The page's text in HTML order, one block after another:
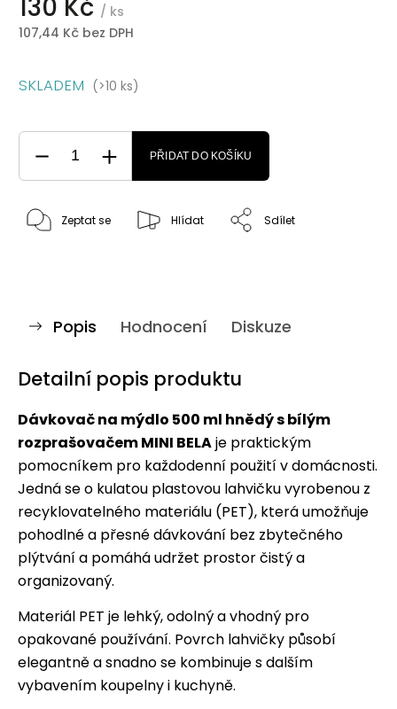
130 Kč / ks
107,44 Kč bez DPH
SKLADEM (>10 ks)
PŘIDAT DO KOŠÍKU
Zeptat se Hlídat Sdílet
Popis Hodnocení Diskuze
Detailní popis produktu
Dávkovač na mýdlo 500 ml hnědý s bílým
rozprašovačem MINI BELAje praktickým
pomocníkem pro každodenní použití v domácnosti.
Jedná se o kulatou plastovou lahvičku vyrobenou z
recyklovatelného materiálu (PET), která umožňuje
pohodlné a přesné dávkování bez zbytečného
plýtvání a pomáhá udržet prostor čistý a
organizovaný.
Materiál PET je lehký, odolný a vhodný pro
opakované používání. Povrch lahvičky působí
elegantně a snadno se kombinuje s dalším
vybavením koupelny i kuchyně.